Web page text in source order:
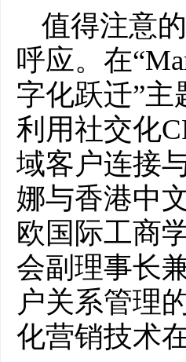
值得注意
呼应。在
字化跃迁”
利用社交化
域客户连接
娜与香港中
欧国际工商
会副理事长
户关系管理
化营销技术